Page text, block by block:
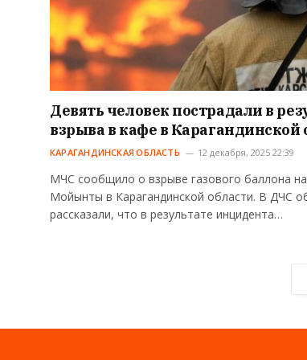
Девять человек пострадали в
взрыва в кафе в Карагандинской
КАРАГАНДИНСКАЯ ОБЛАСТЬ 12 декабря, 2025 22:39
МЧС сообщило о взрыве газового баллона
Мойынты в Карагандинской области. В ДЧС
рассказали, что в результате инцидента…